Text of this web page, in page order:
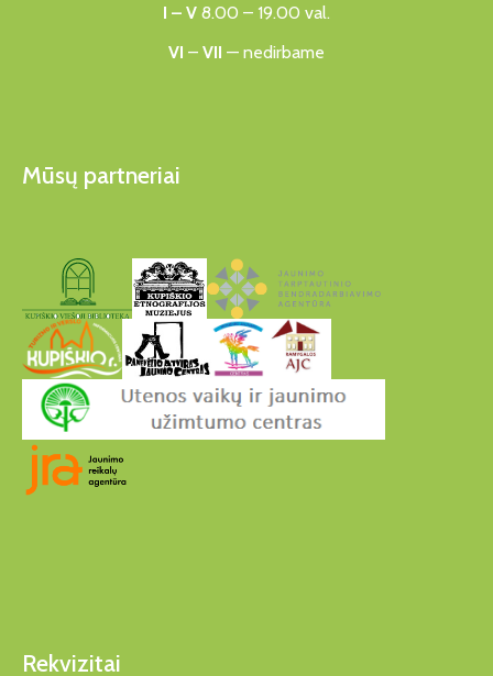
I – V 8.00 – 19.00 val.
VI – VII — nedirbame
Mūsų partneriai
Rekvizitai